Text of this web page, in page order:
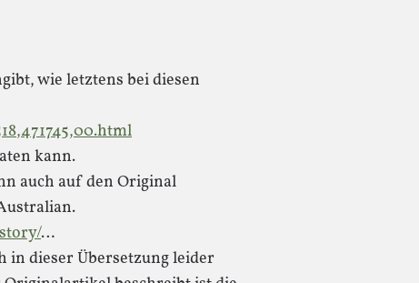
wie letztens bei diesen
kann.
auch auf den Original
…
dieser Übersetzung leider